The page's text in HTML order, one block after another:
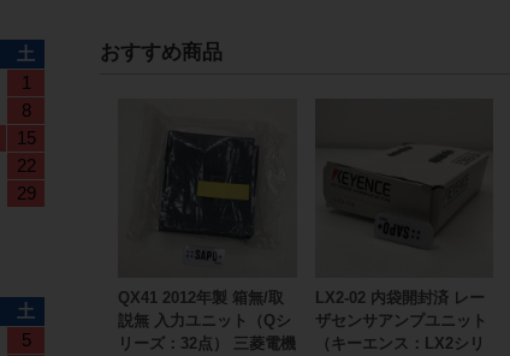
おすすめ商品
QX41 2012年製 箱無/取
説無 入力ユニット（Qシ
リーズ：32点） 三菱電機
LX2-02 内袋開封済 レー
ザセンサアンプユニット
（キーエンス：LX2シリ
土
1
8
15
22
29
土
5